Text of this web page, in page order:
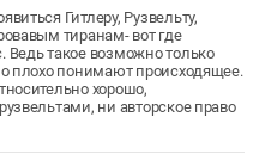
Гитлеру, Рузвельту,
тиранам- вот где
такое возможно только
плохо понимают происходящее.
хорошо,
ни авторское право